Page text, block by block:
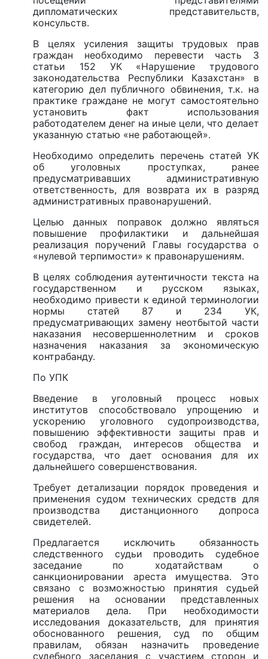
дипломатических представительств,
консульств.
В целях усиления защиты трудовых прав
граждан необходимо перевести часть 3
статьи 152 УК «Нарушение трудового
законодательства Республики Казахстан» в
категорию дел публичного обвинения, т.к. на
практике граждане не могут самостоятельно
установить факт использования
работодателем денег на иные цели, что делает
указанную статью «не работающей».
Необходимо определить перечень статей УК
об уголовных проступках, ранее
предусматривавших административную
ответственность, для возврата их в разряд
административных правонарушений.
Целью данных поправок должно являться
повышение профилактики и дальнейшая
реализация поручений Главы государства о
«нулевой терпимости» к правонарушениям.
В целях соблюдения аутентичности текста на
государственном и русском языках,
необходимо привести к единой терминологии
нормы статей 87 и 234 УК,
предусматривающих замену неотбытой части
наказания несовершеннолетним и сроков
назначения наказания за экономическую
контрабанду.
По УПК
Введение в уголовный процесс новых
институтов способствовало упрощению и
ускорению уголовного судопроизводства,
повышению эффективности защиты прав и
свобод граждан, интересов общества и
государства, что дает основания для их
дальнейшего совершенствования.
Требует детализации порядок проведения и
применения судом технических средств для
производства дистанционного допроса
свидетелей.
Предлагается исключить обязанность
следственного судьи проводить судебное
заседание по ходатайствам о
санкционировании ареста имущества. Это
связано с возможностью принятия судьей
решения на основании представленных
материалов дела. При необходимости
исследования доказательств, для принятия
обоснованного решения, суд по общим
правилам, обязан назначить проведение
судебного заседания с участием сторон и